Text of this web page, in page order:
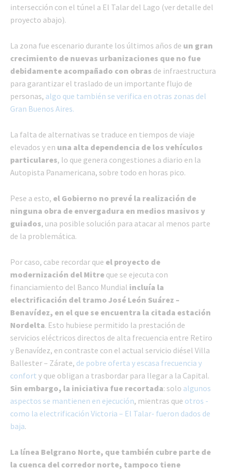
intersección con el túnel a El Talar del Lago (ver detalle del
proyecto abajo).
La zona fue escenario durante los últimos años de un gran
crecimiento de nuevas urbanizaciones que no fue
debidamente acompañado con obras de infraestructura
para garantizar el traslado de un importante flujo de
personas, algo que también se verifica en otras zonas del
Gran Buenos Aires.
La falta de alternativas se traduce en tiempos de viaje
elevados y en una alta dependencia de los vehículos
particulares, lo que genera congestiones a diario en la
Autopista Panamericana, sobre todo en horas pico.
Pese a esto, el Gobierno no prevé la realización de
ninguna obra de envergadura en medios masivos y
guiados, una posible solución para atacar al menos parte
de la problemática.
Por caso, cabe recordar que el proyecto de
modernización del Mitre que se ejecuta con
financiamiento del Banco Mundial incluía la
electrificación del tramo José León Suárez –
Benavídez, en el que se encuentra la citada estación
Nordelta. Esto hubiese permitido la prestación de
servicios eléctricos directos de alta frecuencia entre Retiro
y Benavídez, en contraste con el actual servicio diésel Villa
Ballester – Zárate, de pobre oferta y escasa frecuencia y
confort y que obligan a trasbordar para llegar a la Capital.
Sin embargo, la iniciativa fue recortada: solo algunos
aspectos se mantienen en ejecución, mientras que otros -
como la electrificación Victoria – El Talar- fueron dados de
baja.
La línea Belgrano Norte, que también cubre parte de
la cuenca del corredor norte, tampoco tiene